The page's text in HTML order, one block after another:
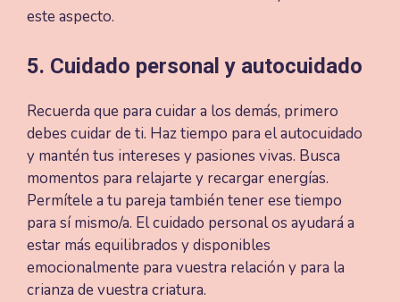
este aspecto.
5. Cuidado personal y autocuidado
Recuerda que para cuidar a los demás, primero
debes cuidar de ti. Haz tiempo para el autocuidado
y mantén tus intereses y pasiones vivas. Busca
momentos para relajarte y recargar energías.
Permítele a tu pareja también tener ese tiempo
para sí mismo/a. El cuidado personal os ayudará a
estar más equilibrados y disponibles
emocionalmente para vuestra relación y para la
crianza de vuestra criatura.